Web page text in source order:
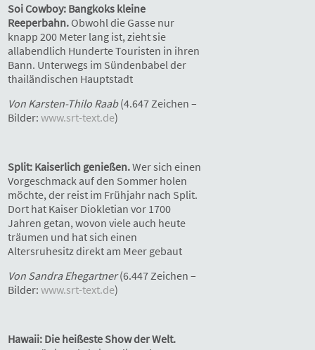
Soi Cowboy: Bangkoks kleine
Reeperbahn. Obwohl die Gasse nur
knapp 200 Meter lang ist, zieht sie
allabendlich Hunderte Touristen in ihren
Bann. Unterwegs im Sündenbabel der
thailändischen Hauptstadt
Von Karsten-Thilo Raab(4.647 Zeichen –
Bilder:www.srt-text.de)
Split: Kaiserlich genießen.Wer sich einen
Vorgeschmack auf den Sommer holen
möchte, der reist im Frühjahr nach Split.
Dort hat Kaiser Diokletian vor 1700
Jahren getan, wovon viele auch heute
träumen und hat sich einen
Altersruhesitz direkt am Meer gebaut
Von Sandra Ehegartner(6.447 Zeichen –
Bilder:www.srt-text.de)
Hawaii: Die heißeste Show der Welt.